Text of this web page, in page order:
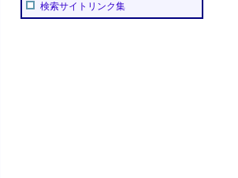
検索サイトリンク集